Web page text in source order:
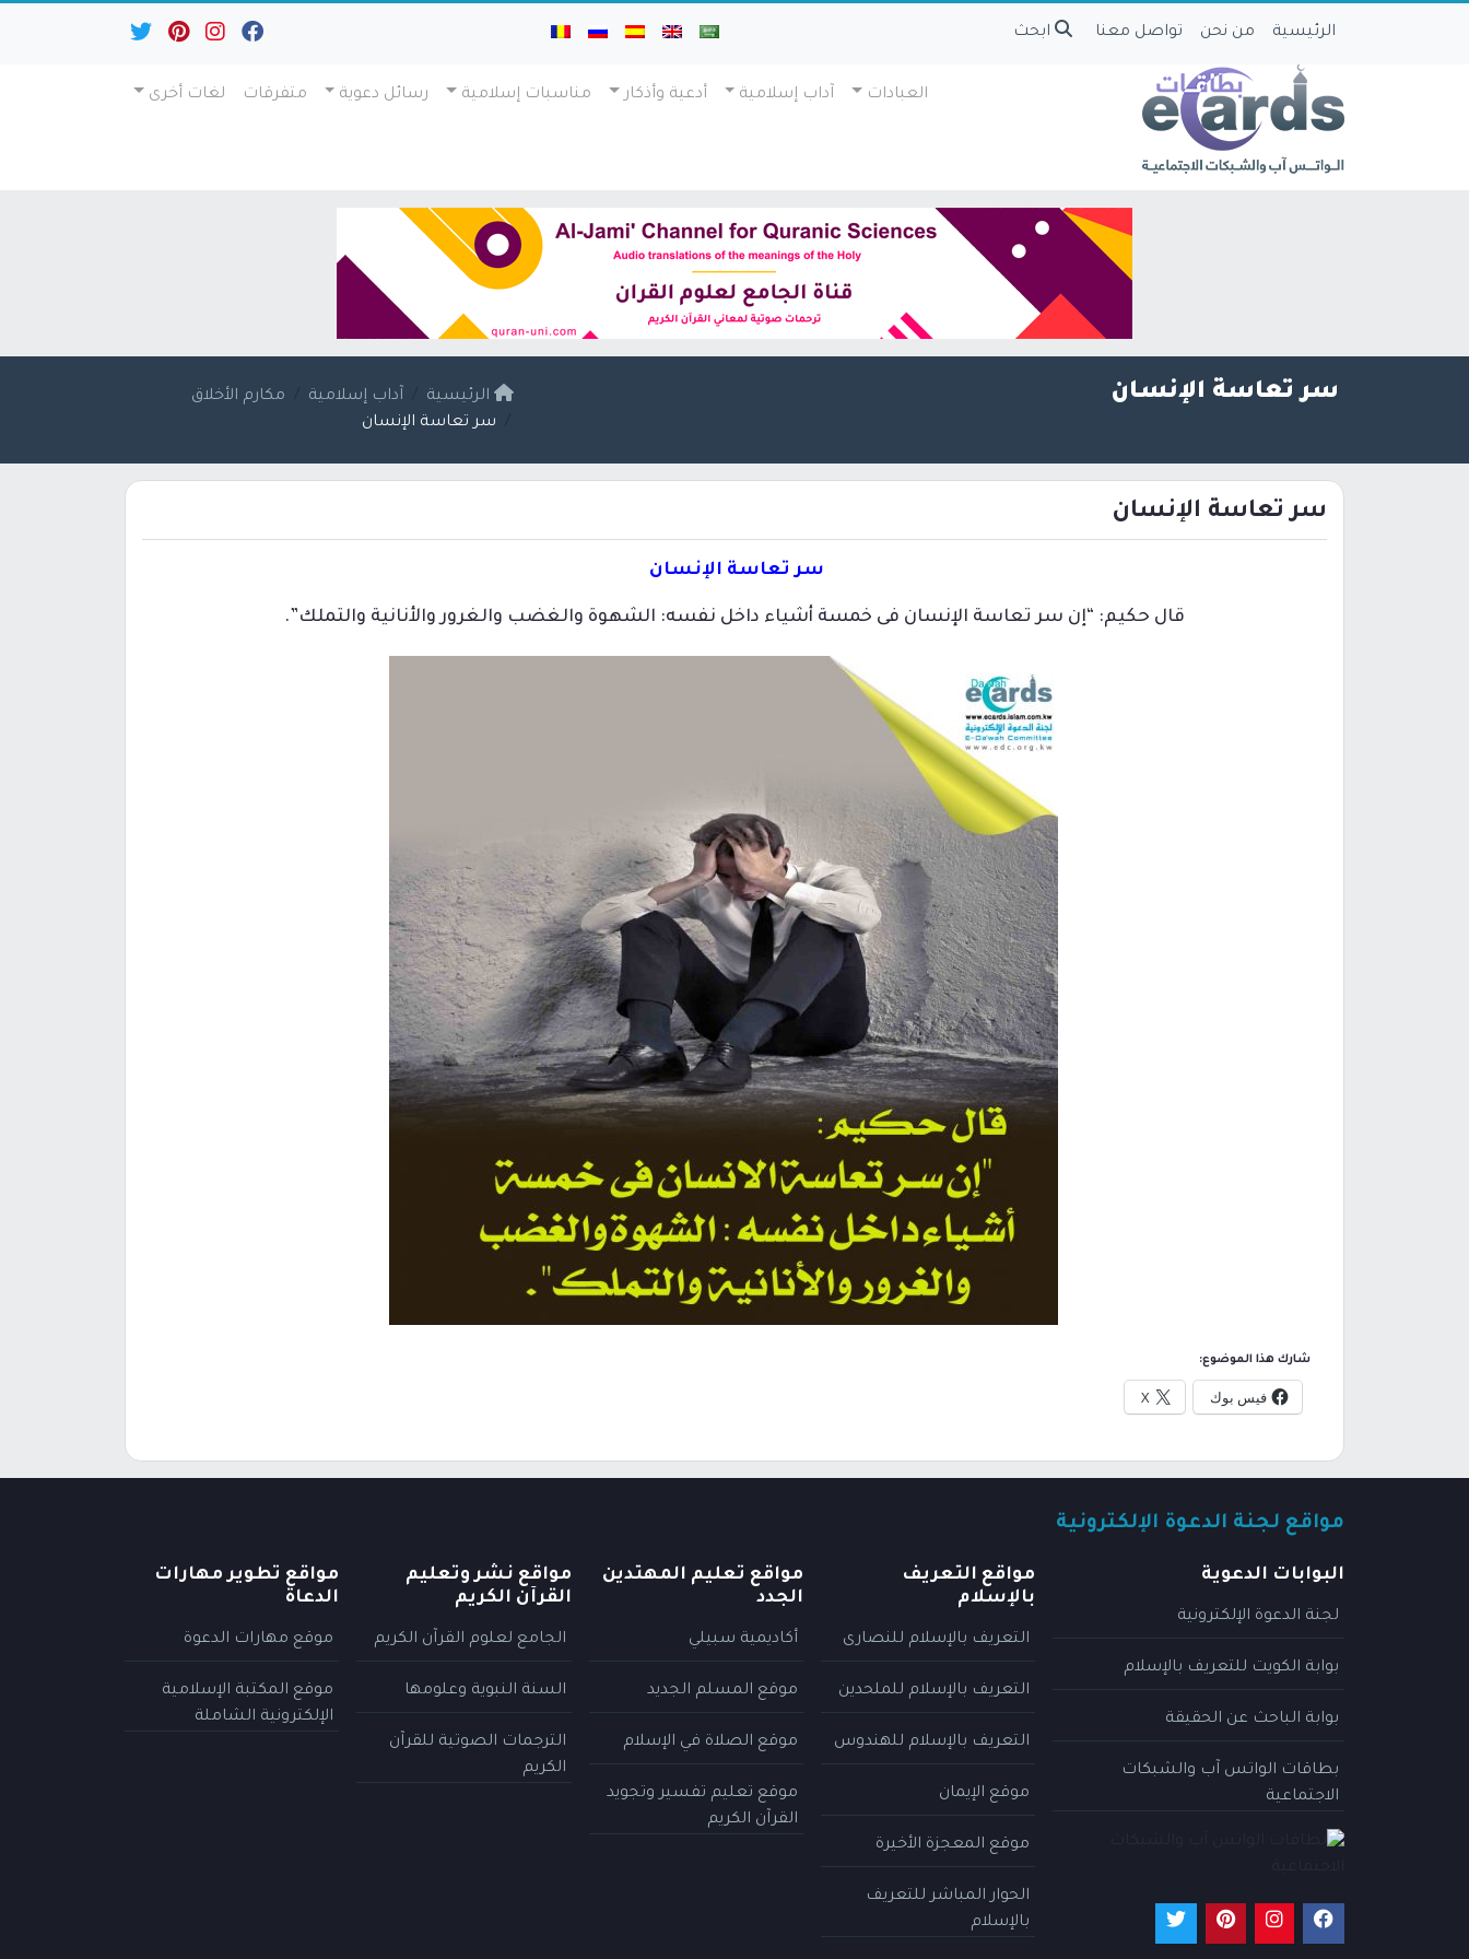
الرئيسية من نحن تواصل معنا ابحث
العبادات آداب إسلامية أدعية وأذكار مناسبات إسلامية رسائل دعوية متفرقات لغات أخرى
سر تعاسة الإنسان الرئيسية آداب إسلامية
مكارم الأخلاق
سر تعاسة الإنسان
سر تعاسة الإنسان
سر تعاسة الإنسان
قال حكيم: “إن سر تعاسة الإنسان فى خمسة أشياء داخل نفسه: الشهوة والغضب والغرور والأنانية والتملك”.
شارك هذا الموضوع:
فيس بوك X
مواقع لجنة الدعوة الإلكترونية
البوابات الدعوية
لجنة الدعوة الإلكترونية
بوابة الكويت للتعريف بالإسلام
بوابة الباحث عن الحقيقة
بطاقات الواتس آب والشبكات
الاجتماعية
مواقع التعريف
بالإسلام
التعريف بالإسلام للنصارى
التعريف بالإسلام للملحدين
التعريف بالإسلام للهندوس
موقع الإيمان
موقع المعجزة الأخيرة
الحوار المباشر للتعريف
بالإسلام
مواقع تعليم المهتدين
الجدد
أكاديمية سبيلي
موقع المسلم الجديد
موقع الصلاة في الإسلام
موقع تعليم تفسير وتجويد
القرآن الكريم
مواقع نشر وتعليم
القرآن الكريم
الجامع لعلوم القرآن الكريم
السنة النبوية وعلومها
الترجمات الصوتية للقرآن
الكريم
مواقع تطوير مهارات
الدعاة
موقع مهارات الدعوة
موقع المكتبة الإسلامية
الإلكترونية الشاملة